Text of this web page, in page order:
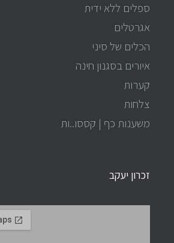
ספלים ללא ידית
אגרטלים
הכלים של סיני
איורים בסגנון חינה
קערות
צלחות
משענות כף | קססו..ות
זכרון יעקב